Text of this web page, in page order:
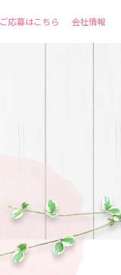
ご応募はこちら 会社情報